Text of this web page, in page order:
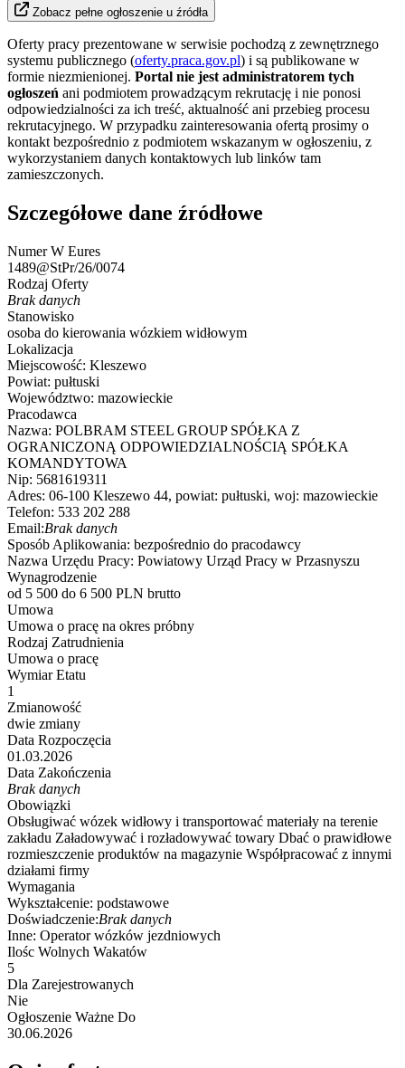
Zobacz pełne ogłoszenie u źródła
Oferty pracy prezentowane w serwisie pochodzą z zewnętrznego
systemu publicznego (oferty.praca.gov.pl) i są publikowane w
formie niezmienionej. Portal nie jest administratorem tych
ogłoszeń ani podmiotem prowadzącym rekrutację i nie ponosi
odpowiedzialności za ich treść, aktualność ani przebieg procesu
rekrutacyjnego. W przypadku zainteresowania ofertą prosimy o
kontakt bezpośrednio z podmiotem wskazanym w ogłoszeniu, z
wykorzystaniem danych kontaktowych lub linków tam
zamieszczonych.
Szczegółowe dane źródłowe
Numer W Eures
1489@StPr/26/0074
Rodzaj Oferty
Brak danych
Stanowisko
osoba do kierowania wózkiem widłowym
Lokalizacja
Miejscowość: Kleszewo
Powiat: pułtuski
Województwo: mazowieckie
Pracodawca
Nazwa: POLBRAM STEEL GROUP SPÓŁKA Z
OGRANICZONĄ ODPOWIEDZIALNOŚCIĄ SPÓŁKA
KOMANDYTOWA
Nip: 5681619311
Adres: 06-100 Kleszewo 44, powiat: pułtuski, woj: mazowieckie
Telefon: 533 202 288
Email:Brak danych
Sposób Aplikowania: bezpośrednio do pracodawcy
Nazwa Urzędu Pracy: Powiatowy Urząd Pracy w Przasnyszu
Wynagrodzenie
od 5 500 do 6 500 PLN brutto
Umowa
Umowa o pracę na okres próbny
Rodzaj Zatrudnienia
Umowa o pracę
Wymiar Etatu
1
Zmianowość
dwie zmiany
Data Rozpoczęcia
01.03.2026
Data Zakończenia
Brak danych
Obowiązki
Obsługiwać wózek widłowy i transportować materiały na terenie
zakładu Załadowywać i rozładowywać towary Dbać o prawidłowe
rozmieszczenie produktów na magazynie Współpracować z innymi
działami firmy
Wymagania
Wykształcenie: podstawowe
Doświadczenie:Brak danych
Inne: Operator wózków jezdniowych
Ilośc Wolnych Wakatów
5
Dla Zarejestrowanych
Nie
Ogłoszenie Ważne Do
30.06.2026